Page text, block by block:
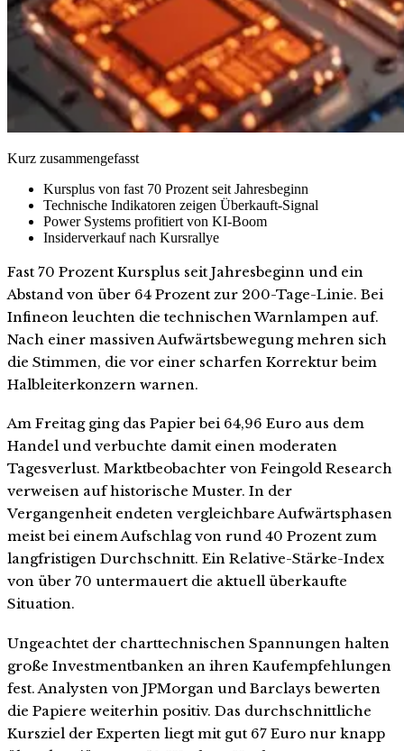
Kurz zusammengefasst
Kursplus von fast 70 Prozent seit Jahresbeginn
Technische Indikatoren zeigen Überkauft-Signal
Power Systems profitiert von KI-Boom
Insiderverkauf nach Kursrallye
Fast 70 Prozent Kursplus seit Jahresbeginn und ein
Abstand von über 64 Prozent zur 200-Tage-Linie. Bei
Infineon leuchten die technischen Warnlampen auf.
Nach einer massiven Aufwärtsbewegung mehren sich
die Stimmen, die vor einer scharfen Korrektur beim
Halbleiterkonzern warnen.
Am Freitag ging das Papier bei 64,96 Euro aus dem
Handel und verbuchte damit einen moderaten
Tagesverlust. Marktbeobachter von Feingold Research
verweisen auf historische Muster. In der
Vergangenheit endeten vergleichbare Aufwärtsphasen
meist bei einem Aufschlag von rund 40 Prozent zum
langfristigen Durchschnitt. Ein Relative-Stärke-Index
von über 70 untermauert die aktuell überkaufte
Situation.
Ungeachtet der charttechnischen Spannungen halten
große Investmentbanken an ihren Kaufempfehlungen
fest. Analysten von JPMorgan und Barclays bewerten
die Papiere weiterhin positiv. Das durchschnittliche
Kursziel der Experten liegt mit gut 67 Euro nur knapp